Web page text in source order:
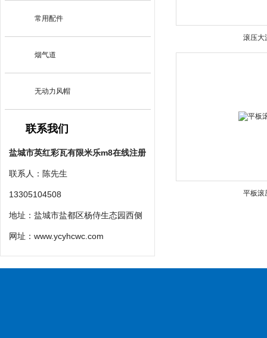
常用配件
烟气道
无动力风帽
联系我们
盐城市英红彩瓦有限米乐m8在线注册
联系人：陈先生
13305104508
地址：盐城市盐都区杨侍生态园西侧
网址： www.ycyhcwc.com
滚压大
平板滚